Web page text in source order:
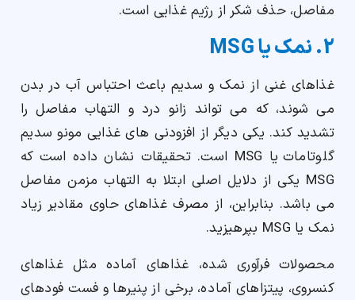
مفاصل، حذف شکر از رژیم غذایی است.
2. نمک یا MSG
غذاهای غنی از نمک و سدیم باعث احتباس آب در بدن
می شوند، که می تواند زانو درد و التهاب مفاصل را
تشدید کند. یکی دیگر از افزودنی های غذایی مونو سدیم
گلوتامات یا MSG است. تحقیقات نشان داده است که
MSG یکی از دلایل اصلی ابتلا به التهاب مزمن مفاصل
می باشد. بنابراین، از مصرف غذاهای حاوی مقادیر زیاد
نمک یا MSG بپرهیزید.
محصولات فرآوری شده، غذاهای آماده مثل غذاهای
کنسروی، پیتزاهای آماده، برخی از پنیرها و فست فودهای